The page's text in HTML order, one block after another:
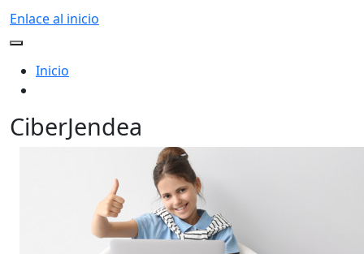
Enlace al inicio
Inicio
CiberJendea